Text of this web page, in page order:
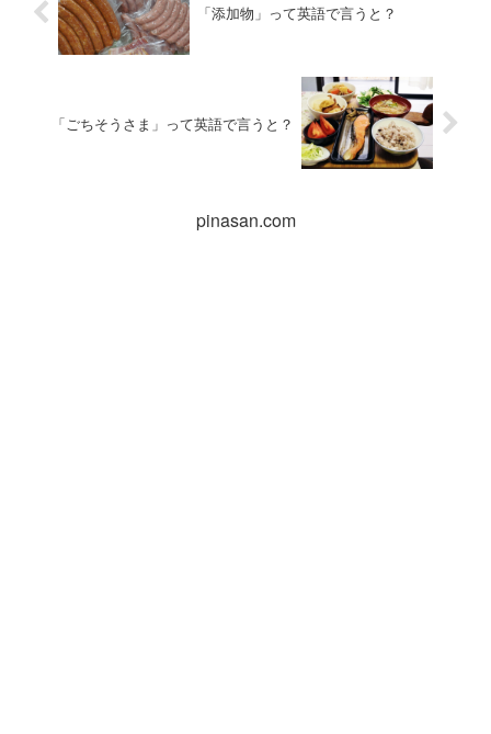
「添加物」って英語で言うと？
「ごちそうさま」って英語で言うと？
pinasan.com